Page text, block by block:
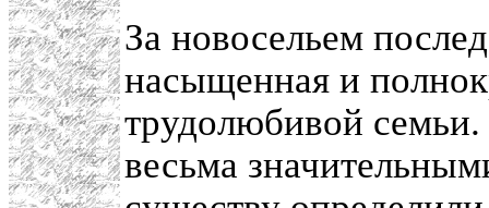
За новосельем
насыщенная и
трудолюбивой
весьма